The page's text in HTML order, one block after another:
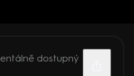
dostupný